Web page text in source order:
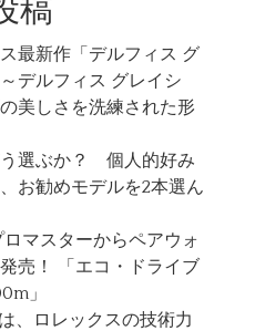
稿
最新作「デルフィス グ
デルフィス グレイシ
美しさを洗練された形
選ぶか？ 個人的好み
お勧めモデルを2本選ん
ロマスターからペアウォ
売！ 「エコ・ドライブ
」
、ロレックスの技術力